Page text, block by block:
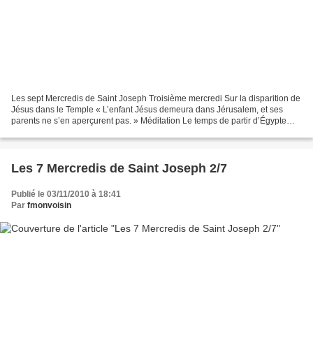
Les sept Mercredis de Saint Joseph Troisième mercredi Sur la disparition de
Jésus dans le Temple « L’enfant Jésus demeura dans Jérusalem, et ses
parents ne s’en aperçurent pas. » Méditation Le temps de partir d’Égypte
Les 7 Mercredis de Saint Joseph 2/7
Publié le 03/11/2010 à 18:41
Par fmonvoisin